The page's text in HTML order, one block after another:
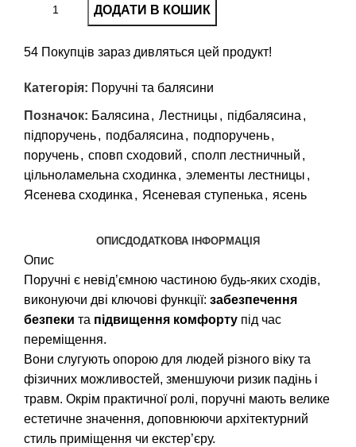
ДОДАТИ В КОШИК
54 Покупців зараз дивляться цей продукт!
Категорія: Поручні та балясини
Позначок: Балясина , Лестницы , підбалясина ,
підпоручень, подбалясина , подпоручень,
поручень, сповп сходовий , сполп лестничный ,
цільноламельна сходинка , элементы лестницы ,
Ясенева сходинка , Ясеневая ступенька , ясень
ОПИСДОДАТКОВА ІНФОРМАЦІЯ
Опис
Поручні є невід’ємною частиною будь-яких сходів,
виконуючи дві ключові функції: забезпечення
безпеки та підвищення комфорту під час
переміщення.
Вони слугують опорою для людей різного віку та
фізичних можливостей, зменшуючи ризик падінь і
травм. Окрім практичної ролі, поручні мають велике
естетичне значення, доповнюючи архітектурний
стиль приміщення чи екстер’єру.